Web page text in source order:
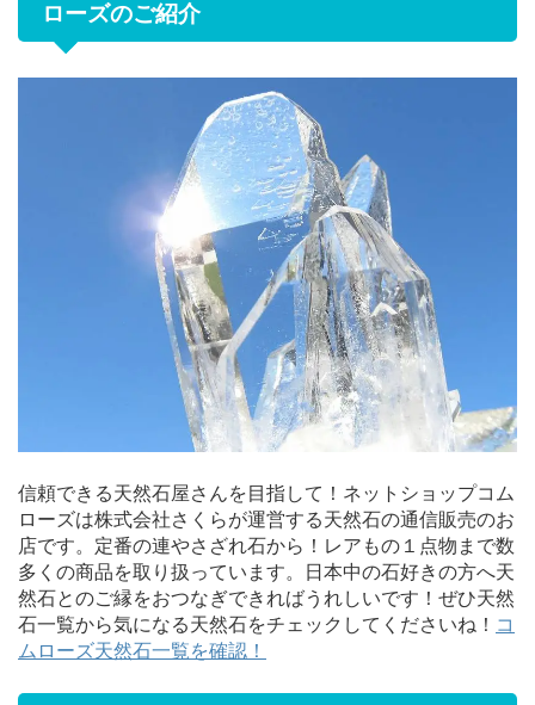
ローズのご紹介
信頼できる天然石屋さんを目指して！ネットショップコム
ローズは株式会社さくらが運営する天然石の通信販売のお
店です。定番の連やさざれ石から！レアもの１点物まで数
多くの商品を取り扱っています。日本中の石好きの方へ天
然石とのご縁をおつなぎできればうれしいです！ぜひ天然
石一覧から気になる天然石をチェックしてくださいね！ コ
ムローズ天然石一覧を確認！